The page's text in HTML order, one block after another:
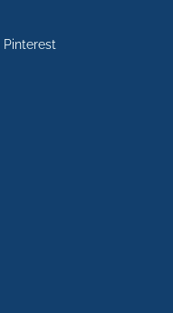
Pinterest